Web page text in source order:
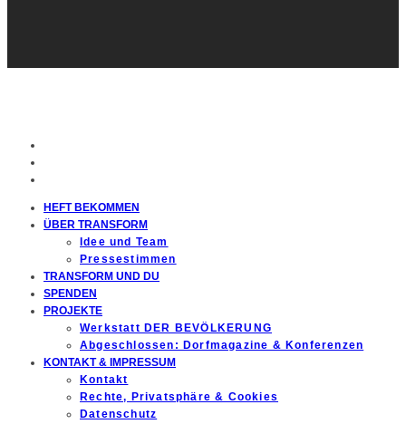
HEFT BEKOMMEN
ÜBER TRANSFORM
Idee und Team
Pressestimmen
TRANSFORM UND DU
SPENDEN
PROJEKTE
Werkstatt DER BEVÖLKERUNG
Abgeschlossen: Dorfmagazine & Konferenzen
KONTAKT & IMPRESSUM
Kontakt
Rechte, Privatsphäre & Cookies
Datenschutz